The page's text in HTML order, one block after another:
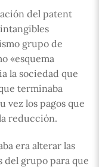
del patent
grupo de
«esquema
la sociedad que
terminaba
vez los pagos que
reducción.
era alterar las
del grupo para que